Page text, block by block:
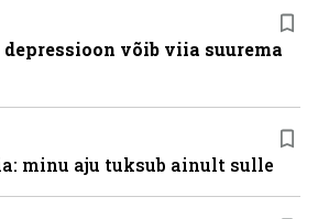
võib viia suurema
minu aju tuksub ainult sulle